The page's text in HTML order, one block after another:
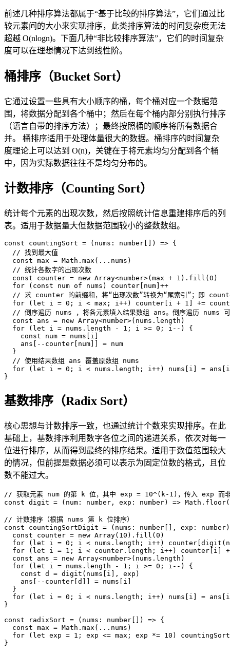
前述几种排序算法都属于“基于比较的排序算法”，它们通过比
较元素间的大小来实现排序，此类排序算法的时间复杂度无法
超越 O(nlogn)。下面几种“非比较排序算法”，它们的时间复杂
度可以在理想情况下达到线性阶。
桶排序（Bucket Sort）
它通过设置一些具有大小顺序的桶，每个桶对应一个数据范
围，将数据分配到各个桶中；然后在每个桶内部分别执行排序
（语言自带的排序方法）；最终按照桶的顺序将所有数据合
并。 桶排序适用于处理体量很大的数据。桶排序的时间复杂
度理论上可以达到 O(n)，关键在于将元素均匀分配到各个桶
中，因为实际数据往往不是均匀分布的。
计数排序（Counting Sort）
统计每个元素的出现次数，然后按照统计信息重建排序后的列
表。适用于数据量大但数据范围较小的整数数组。
const countingSort = ( nums : number ) => {
  // 找到最大值
  const
max = Math . max ( ... nums )
  // 统计各数字的出现次数
  const
counter = new Array<number>( max + 1 ) . fill ( 0 )
  for
( const num of nums ) counter num ++
// 求 counter 的前缀和，将“出现次数”转换为“尾索引”；即
  for
( let i = 0 ; i < max ; i++) counter i + 1 +=
// 倒序遍历 nums ，将各元素填入结果数组 ans。倒序遍历 nums 可
  const
ans = new Array<number>( nums . length )
  for
( let i = nums . length - 1 ; i >= 0 ; i -- )
{
    const
num = nums i
    ans
-- counter num = num
}
  // 使用结果数组 ans 覆盖原数组 nums
  for
( let i = 0 ; i < nums . length ; i++) nums i = ans
i
}
基数排序（Radix Sort）
核心思想与计数排序一致，也通过统计个数来实现排序。在此
基础上，基数排序利用数字各位之间的递进关系，依次对每一
位进行排序，从而得到最终的排序结果。适用于数值范围较大
的情况，但前提是数据必须可以表示为固定位数的格式，且位
数不能过大。
// 获取元素 num 的第 k 位，其中 exp = 10^(k-1)，传入 exp 而非 k
const digit = ( num : number , exp : number) => Math . floor(
// 计数排序（根据 nums 第 k 位排序）
const countingSortDigit = ( nums : number , exp : number)
  const
counter = new Array( 10 ) . fill ( 0 )
  for
( let i = 0 ; i < nums . length ; i++) counter digit (
  for
( let i = 1 ; i < counter . length ; i++) counter i
  const
ans = new Array<number>( nums . length )
  for
( let i = nums . length - 1 ; i >= 0 ; i -- )
{
    const
d = digit ( nums i , exp )
    ans
-- counter d = nums i
}
  for
( let i = 0 ; i < nums . length ; i++) nums i = ans
i
}
const radixSort = ( nums : number ) => {
  const
max = Math . max ( ... nums )
  for
( let exp = 1 ; exp <= max ; exp *= 10 )
}